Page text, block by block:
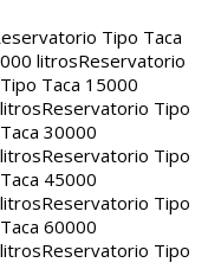
Tipo Taca
litrosReservatorio
Taca 15000
Reservatorio Tipo
30000
Reservatorio Tipo
45000
Reservatorio Tipo
60000
Reservatorio Tipo